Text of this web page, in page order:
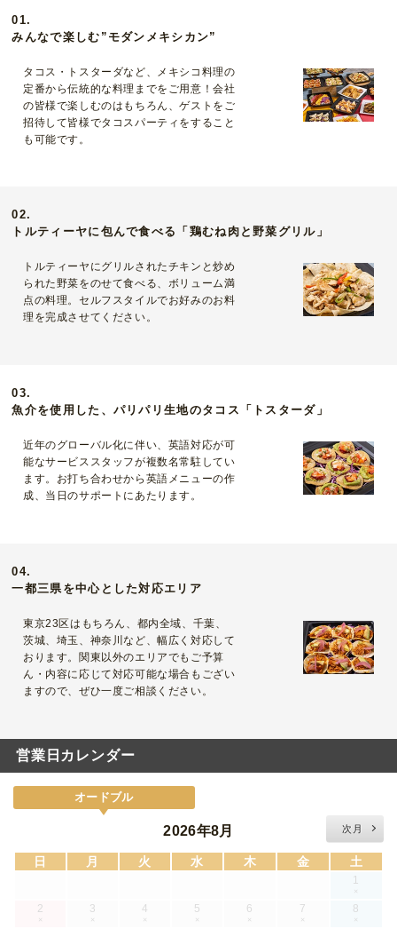
01.
みんなで楽しむ”モダンメキシカン”
タコス・トスターダなど、メキシコ料理の
定番から伝統的な料理までをご用意！会社
の皆様で楽しむのはもちろん、ゲストをご
招待して皆様でタコスパーティをすること
も可能です。
02.
トルティーヤに包んで食べる「鶏むね肉と野菜グリル」
トルティーヤにグリルされたチキンと炒め
られた野菜をのせて食べる、ボリューム満
点の料理。セルフスタイルでお好みのお料
理を完成させてください。
03.
魚介を使用した、パリパリ生地のタコス「トスターダ」
近年のグローバル化に伴い、英語対応が可
能なサービススタッフが複数名常駐してい
ます。お打ち合わせから英語メニューの作
成、当日のサポートにあたります。
04.
一都三県を中心とした対応エリア
東京23区はもちろん、都内全域、千葉、
茨城、埼玉、神奈川など、幅広く対応して
おります。関東以外のエリアでもご予算
ん・内容に応じて対応可能な場合もござい
ますので、ぜひ一度ご相談ください。
営業日カレンダー
オードブル
2026年8月 次月
日 月 火 水 木 金 土
1
×
2
×
3
×
4
×
5
×
6
×
7
×
8
×